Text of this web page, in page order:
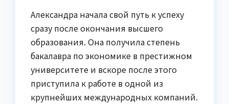
Александра начала свой путь к успеху
сразу после окончания высшего
образования. Она получила степень
бакалавра по экономике в престижном
университете и вскоре после этого
приступила к работе в одной из
крупнейших международных компаний.